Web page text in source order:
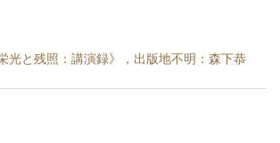
光と残照：講演録》，出版地不明：森下恭